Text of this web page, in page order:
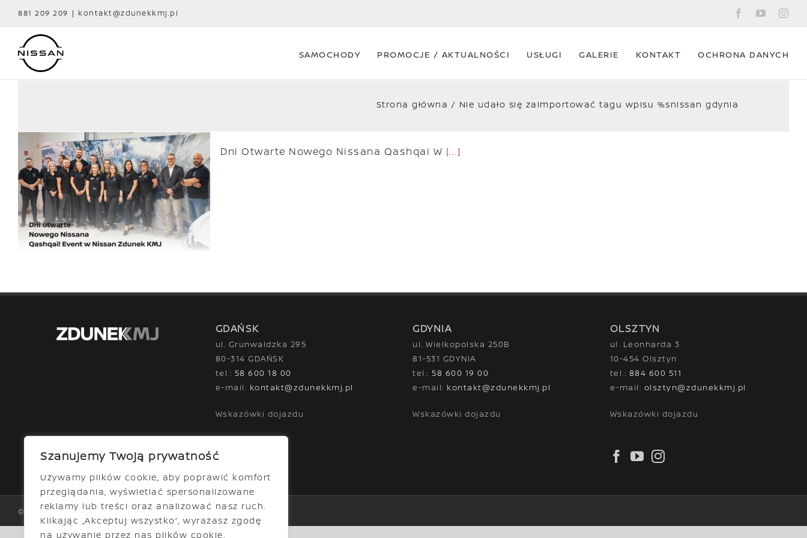
Szanujemy Twoją prywatność
Używamy plików cookie, aby poprawić komfort
przeglądania, wyświetlać spersonalizowane
reklamy lub treści oraz analizować nasz ruch.
Klikając „Akceptuj wszystko”, wyrażasz zgodę
na używanie przez nas plików cookie.
zawartości
881 209 209 | kontakt@zdunekkmj.pl Facebook
YouTube
SAMOCHODY PROMOCJE / AKTUALNOŚCI USŁUGI GALERIE KONTAKT OCHRONA DANYCH
Strona główna Nie udało się zaimportować tagu wpisu %snissan gdynia
Dni Otwarte Nowego Nissana Qashqai W [...]
GDAŃSK
ul. Grunwaldzka 295
80-314 GDAŃSK
tel.: 58 600 18 00
e-mail: kontakt@zdunekkmj.pl
Wskazówki dojazdu
GDYNIA
ul. Wielkopolska 250B
81-531 GDYNIA
tel.: 58 600 19 00
e-mail: kontakt@zdunekkmj.pl
Wskazówki dojazdu
OLSZTYN
ul. Leonharda 3
10-454 Olsztyn
tel.: 884 600 511
e-mail: olsztyn@zdunekkmj.pl
Wskazówki dojazdu
Facebook
YouTube
© 2026 | Nissan ZDUNEK KMJ